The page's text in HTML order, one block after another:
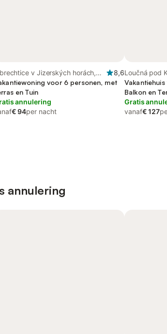
v Jizerských horách,
8,6
voor 6 personen, met
en Tuin
annulering
€ 94per nacht
Loučná pod
Labem regio
Balkon en
Gratis
vanaf€ 127
annulering